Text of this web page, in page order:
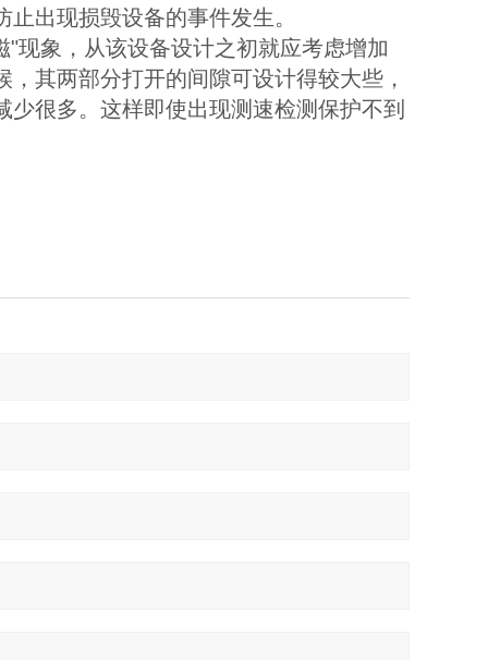
出现损毁设备的事件发生。
象，从该设备设计之初就应考虑增加
其两部分打开的间隙可设计得较大些，
很多。这样即使出现测速检测保护不到